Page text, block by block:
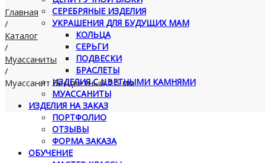
СЕРЕБРЯНЫЕ ИЗДЕЛИЯ
УКРАШЕНИЯ ДЛЯ БУДУЩИХ МАМ
КОЛЬЦА
СЕРЬГИ
ПОДВЕСКИ
БРАСЛЕТЫ
ИЗДЕЛИЯ С ЦВЕТНЫМИ КАМНЯМИ
МУАССАНИТЫ
ИЗДЕЛИЯ НА ЗАКАЗ
ПОРТФОЛИО
ОТЗЫВЫ
ФОРМА ЗАКАЗА
ОБУЧЕНИЕ
Главная
/
Каталог
/
Муассаниты
/
Муассанит бесцветный 7.5 мм